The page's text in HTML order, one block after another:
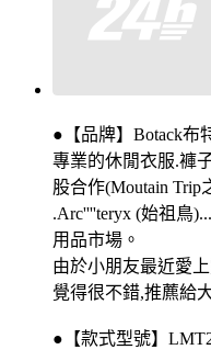
●【品牌】Botack布
專業的休閒衣服.褲
股合作(Moutain Trip
.Arc''''teryx (始祖鳥
用品市場。
由於小朋友最近愛
覺得很不錯,推藨給
●【款式型號】